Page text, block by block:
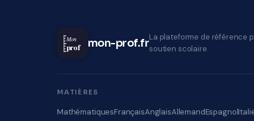
Mon
prof mon-prof.frLa plateforme de référence
soutien scolaire.
MATIÈRES
MathématiquesFrançaisAnglaisAllemandEspagnol